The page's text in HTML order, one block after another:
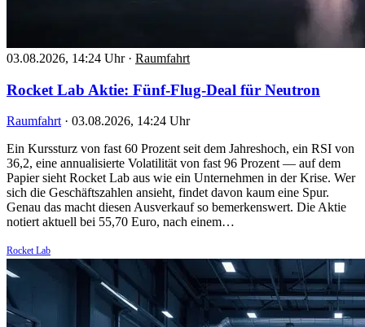
03.08.2026, 14:24 Uhr · Raumfahrt
Rocket Lab Aktie: Fünf-Flug-Deal für Neutron
Raumfahrt · 03.08.2026, 14:24 Uhr
Ein Kurssturz von fast 60 Prozent seit dem Jahreshoch, ein RSI von
36,2, eine annualisierte Volatilität von fast 96 Prozent — auf dem
Papier sieht Rocket Lab aus wie ein Unternehmen in der Krise. Wer
sich die Geschäftszahlen ansieht, findet davon kaum eine Spur.
Genau das macht diesen Ausverkauf so bemerkenswert. Die Aktie
notiert aktuell bei 55,70 Euro, nach einem…
Rocket Lab